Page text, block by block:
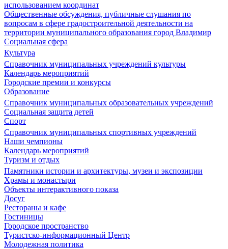
использованием координат
Общественные обсуждения, публичные слушания по
вопросам в сфере градостроительной деятельности на
территории муниципального образования город Владимир
Социальная сфера
Культура
Справочник муниципальных учреждений культуры
Календарь мероприятий
Городские премии и конкурсы
Образование
Справочник муниципальных образовательных учреждений
Социальная защита детей
Спорт
Справочник муниципальных спортивных учреждений
Наши чемпионы
Календарь мероприятий
Туризм и отдых
Памятники истории и архитектуры, музеи и экспозиции
Храмы и монастыри
Объекты интерактивного показа
Досуг
Рестораны и кафе
Гостиницы
Городское пространство
Туристско-информационный Центр
Молодежная политика